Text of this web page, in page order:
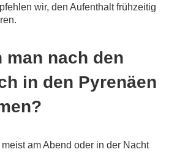
wir, den Aufenthalt frühzeitig
man nach den
in den Pyrenäen
am Abend oder in der Nacht